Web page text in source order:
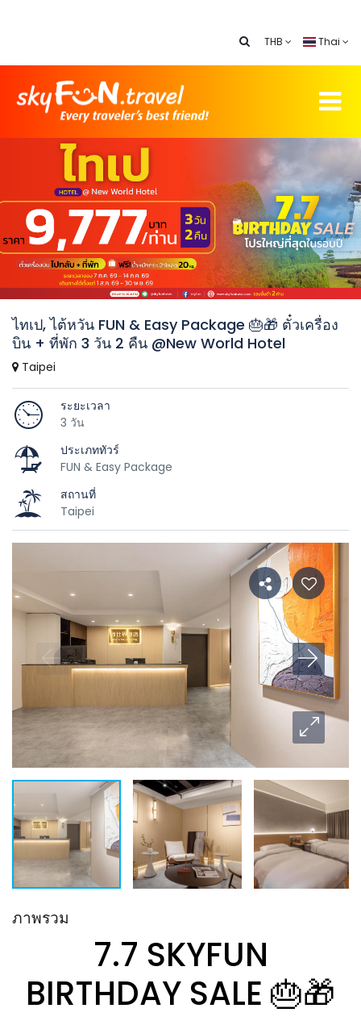
THB Thai
ไทเป, ไต้หวัน FUN & Easy Package 🎂🎁 ตั๋วเครื่อง
บิน + ที่พัก 3 วัน 2 คืน @New World Hotel
Taipei
ระยะเวลา
3 วัน
ประเภททัวร์
FUN & Easy Package
สถานที่
Taipei
ภาพรวม
7.7 SKYFUN
BIRTHDAY SALE 🎂🎁